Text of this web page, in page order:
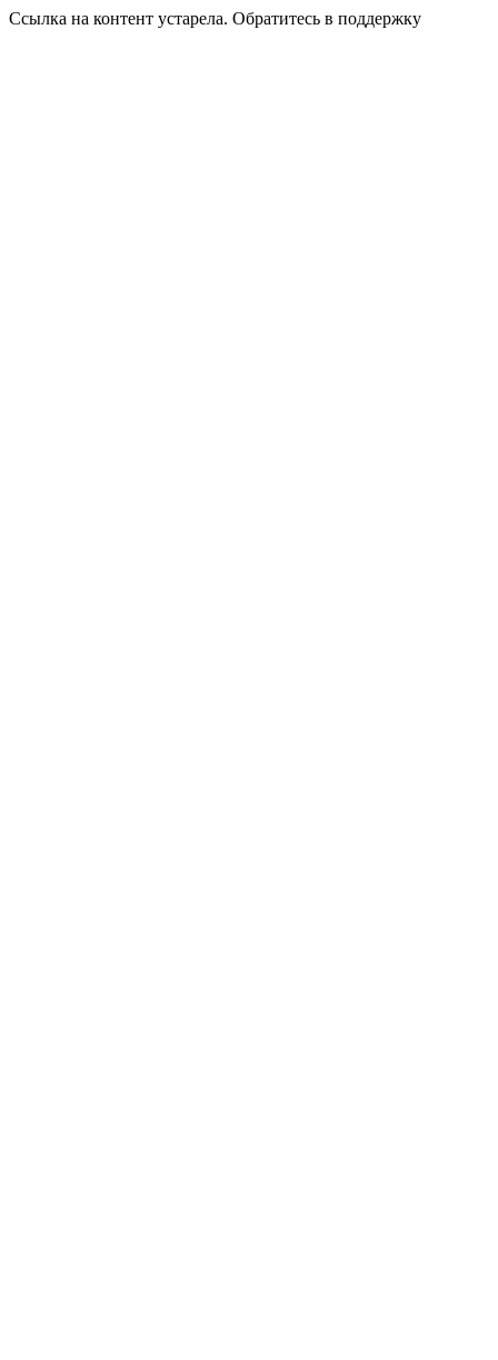
Ссылка на контент устарела. Обратитесь в поддержку